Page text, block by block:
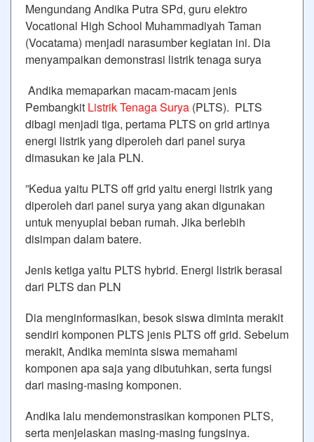
Mengundang Andika Putra SPd, guru elektro
Vocational High School Muhammadiyah Taman
(Vocatama) menjadi narasumber kegiatan ini. Dia
menyampaikan demonstrasi listrik tenaga surya
Andika memaparkan macam-macam jenis
Pembangkit Listrik Tenaga Surya (PLTS). PLTS
dibagi menjadi tiga, pertama PLTS on grid artinya
energi listrik yang diperoleh dari panel surya
dimasukan ke jala PLN.
”Kedua yaitu PLTS off grid yaitu energi listrik yang
diperoleh dari panel surya yang akan digunakan
untuk menyuplai beban rumah. Jika berlebih
disimpan dalam batere.
Jenis ketiga yaitu PLTS hybrid. Energi listrik berasal
dari PLTS dan PLN
Dia menginformasikan, besok siswa diminta merakit
sendiri komponen PLTS jenis PLTS off grid. Sebelum
merakit, Andika meminta siswa memahami
komponen apa saja yang dibutuhkan, serta fungsi
dari masing-masing komponen.
Andika lalu mendemonstrasikan komponen PLTS,
serta menjelaskan masing-masing fungsinya.